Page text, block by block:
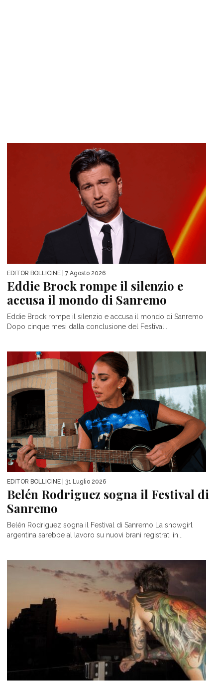
EDITOR BOLLICINE | 7 Agosto 2026
Eddie Brock rompe il silenzio e
accusa il mondo di Sanremo
Eddie Brock rompe il silenzio e accusa il mondo di Sanremo
Dopo cinque mesi dalla conclusione del Festival...
EDITOR BOLLICINE | 31 Luglio 2026
Belén Rodriguez sogna il Festival di
Sanremo
Belén Rodriguez sogna il Festival di Sanremo La showgirl
argentina sarebbe al lavoro su nuovi brani registrati in...